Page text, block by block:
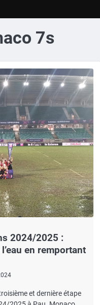
7s
2024/2025 :
en remportant
et dernière étape